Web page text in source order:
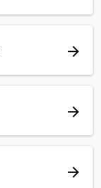
arrow_forward
arrow_forward
arrow_forward